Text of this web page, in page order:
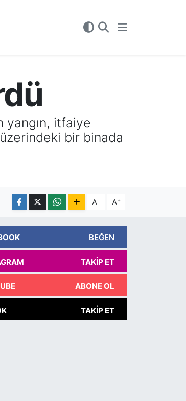
yangın, itfaiye
bir binada
A- A+
BEĞEN
TAKIP ET
ABONE OL
TAKIP ET